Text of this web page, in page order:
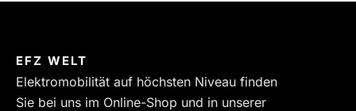
EFZ WELT
Elektromobilität auf höchsten Niveau finden
Sie bei uns im Online-Shop und in unserer